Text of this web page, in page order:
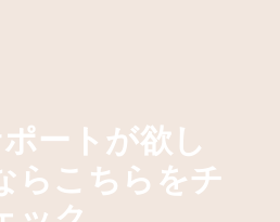
ートが欲し
らこちらをチ